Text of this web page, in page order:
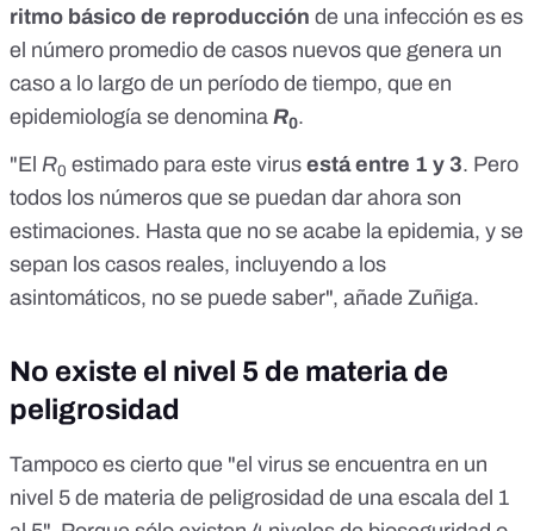
ritmo básico de reproducción de una infección es es
el número promedio de casos nuevos que genera un
caso a lo largo de un período de tiempo, que en
epidemiología se denomina R0.
"El R0 estimado para este virus está entre 1 y 3. Pero
todos los números que se puedan dar ahora son
estimaciones. Hasta que no se acabe la epidemia, y se
sepan los casos reales, incluyendo a los
asintomáticos, no se puede saber", añade Zuñiga.
No existe el nivel 5 de materia de
peligrosidad
Tampoco es cierto que "el virus se encuentra en un
nivel 5 de materia de peligrosidad de una escala del 1